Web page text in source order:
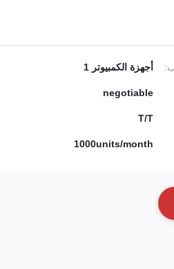
أجهزة الكمبيوتر 1
negotiable
T/T
1000units/month